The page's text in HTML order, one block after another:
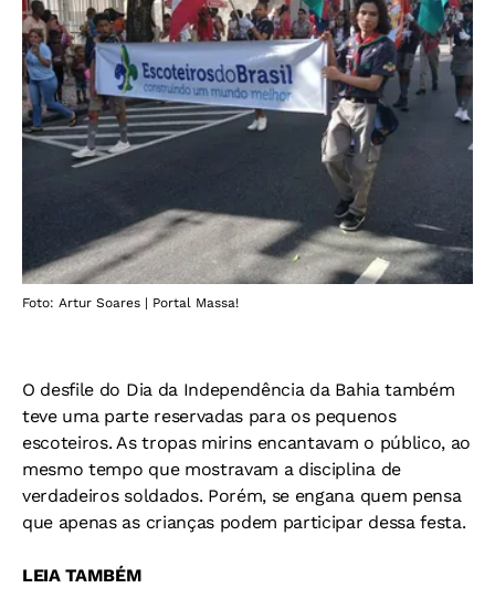
Foto: Artur Soares | Portal Massa!
O desfile do Dia da Independência da Bahia também
teve uma parte reservadas para os pequenos
escoteiros. As tropas mirins encantavam o público, ao
mesmo tempo que mostravam a disciplina de
verdadeiros soldados. Porém, se engana quem pensa
que apenas as crianças podem participar dessa festa.
LEIA TAMBÉM